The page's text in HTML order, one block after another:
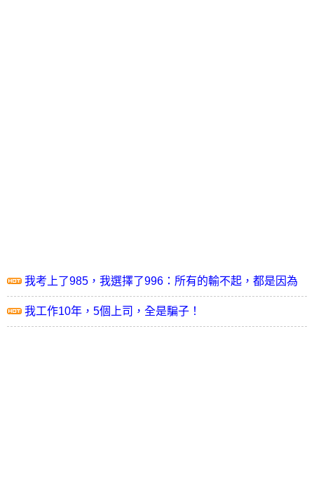
我考上了985，我選擇了996：所有的輸不起，都是因為
躺不贏
我工作10年，5個上司，全是騙子！